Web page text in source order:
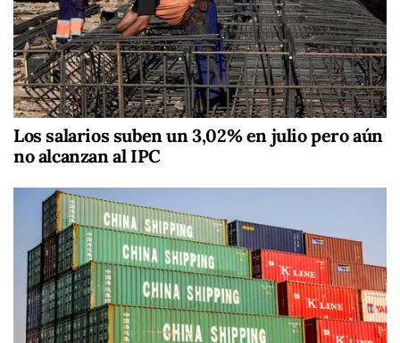
Los salarios suben un 3,02% en julio pero aún
no alcanzan al IPC